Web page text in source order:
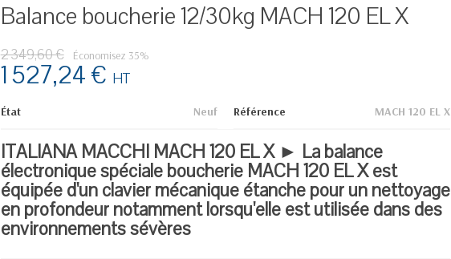
Balance boucherie 12/30kg MACH 120 EL X
2 349,60 € Économisez 35%
1 527,24 € HT
État Neuf Référence MACH 120 EL X
ITALIANA MACCHI MACH 120 EL X ► La balance
électronique spéciale boucherie MACH 120 EL X est
équipée d'un clavier mécanique étanche pour un nettoyage
en profondeur notamment lorsqu'elle est utilisée dans des
environnements sévères